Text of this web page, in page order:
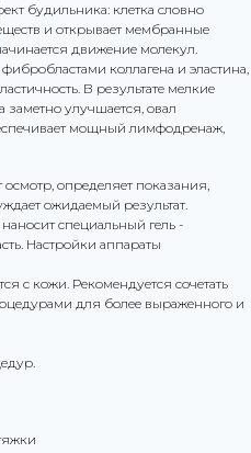
будильника: клетка словно
и открывает мембранные
движение молекул.
коллагена и эластина,
В результате мелкие
улучшается, овал
мощный лимфодренаж,
определяет показания,
ожидаемый результат.
специальный гель -
Настройки аппараты
с кожи. Рекомендуется сочетать
для более выраженного и